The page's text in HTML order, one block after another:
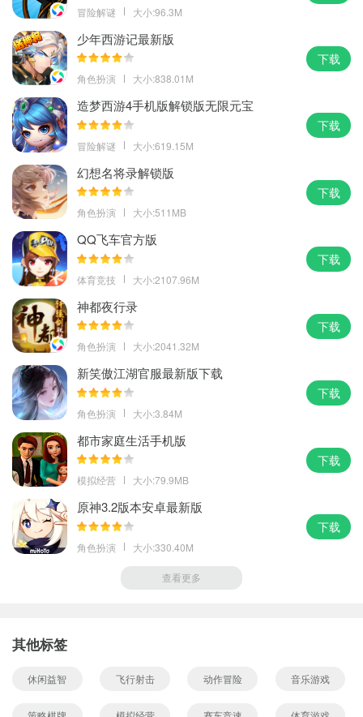
冒险解谜 大小:96.3M
少年西游记最新版
角色扮演 大小:838.01M
下载
造梦西游4手机版解锁版无限元宝
冒险解谜 大小:619.15M
下载
幻想名将录解锁版
角色扮演 大小:511MB
下载
QQ飞车官方版
体育竞技 大小:2107.96M
下载
神都夜行录
角色扮演 大小:2041.32M
下载
新笑傲江湖官服最新版下载
角色扮演 大小:3.84M
下载
都市家庭生活手机版
模拟经营 大小:79.9MB
下载
原神3.2版本安卓最新版
角色扮演 大小:330.40M
下载
查看更多
其他标签
休闲益智 飞行射击 动作冒险 音乐游戏